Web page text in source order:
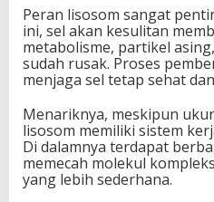
r
a
n
B
e
a
r
b
a
g
i
Peran lisosom sangat
ini, sel akan kesulitan
metabolisme, partikel
sudah rusak. Proses
menjaga sel tetap sehat
Menariknya, meskipun
lisosom memiliki sistem
Di dalamnya terdapat
memecah molekul
yang lebih sederhana.